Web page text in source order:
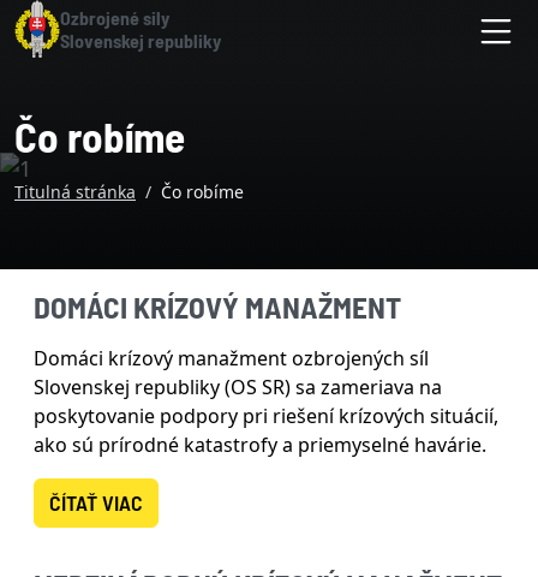
Skočiť na hlavnú navigáciu
Skočiť na obsah
Skočiť na bočnú lištu
Skočiť na pätičku
Ozbrojené sily
Slovenskej republiky
Hlavný obsah stránky
Čo robíme
Titulná stránka Čo robíme
DOMÁCI KRÍZOVÝ MANAŽMENT
Domáci krízový manažment ozbrojených síl
Slovenskej republiky (OS SR) sa zameriava na
poskytovanie podpory pri riešení krízových situácií,
ako sú prírodné katastrofy a priemyselné havárie.
ČÍTAŤ VIAC